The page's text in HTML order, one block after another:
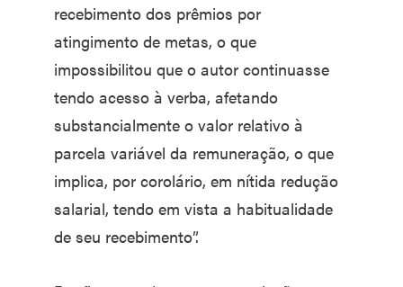
recebimento dos prêmios por
atingimento de metas, o que
impossibilitou que o autor continuasse
tendo acesso à verba, afetando
substancialmente o valor relativo à
parcela variável da remuneração, o que
implica, por corolário, em nítida redução
salarial, tendo em vista a habitualidade
de seu recebimento”.